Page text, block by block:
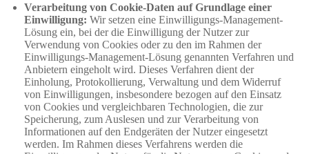
Verarbeitung von Cookie-Daten auf Grundlage einer
Einwilligung: Wir setzen eine Einwilligungs-Management-
Lösung ein, bei der die Einwilligung der Nutzer zur
Verwendung von Cookies oder zu den im Rahmen der
Einwilligungs-Management-Lösung genannten Verfahren und
Anbietern eingeholt wird. Dieses Verfahren dient der
Einholung, Protokollierung, Verwaltung und dem Widerruf
von Einwilligungen, insbesondere bezogen auf den Einsatz
von Cookies und vergleichbaren Technologien, die zur
Speicherung, zum Auslesen und zur Verarbeitung von
Informationen auf den Endgeräten der Nutzer eingesetzt
werden. Im Rahmen dieses Verfahrens werden die